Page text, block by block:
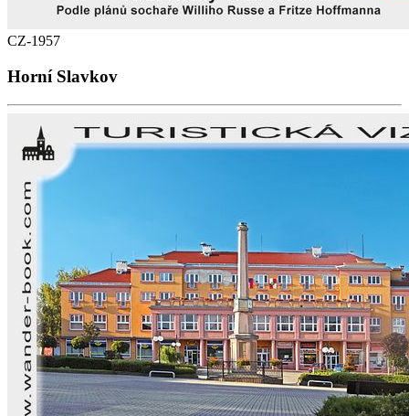
CZ-1957
Horní Slavkov